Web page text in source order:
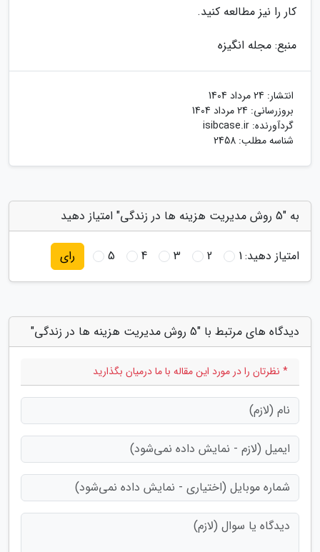
کار را نیز مطالعه کنید.
منبع: مجله انگیزه
انتشار: 24 مرداد 1404
بروزرسانی: 24 مرداد 1404
گردآورنده: isibcase.ir
شناسه مطلب: 2458
به "5 روش مدیریت هزینه ها در زندگی" امتیاز دهید
امتیاز دهید:1
2
3
4
5 رای
دیدگاه های مرتبط با "5 روش مدیریت هزینه ها در زندگی"
* نظرتان را در مورد این مقاله با ما درمیان بگذارید